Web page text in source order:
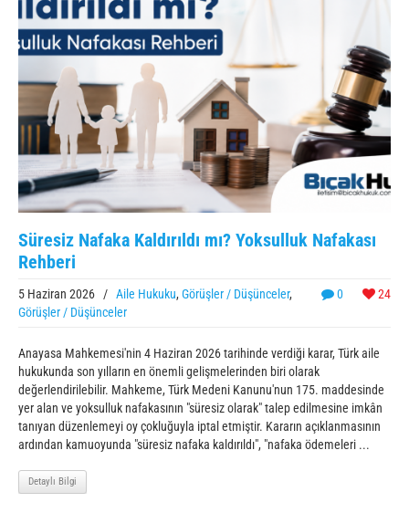
Süresiz Nafaka Kaldırıldı mı? Yoksulluk Nafakası
Rehberi
0 24
5 Haziran 2026 / Aile Hukuku, Görüşler / Düşünceler,
Görüşler / Düşünceler
Anayasa Mahkemesi'nin 4 Haziran 2026 tarihinde verdiği karar, Türk aile
hukukunda son yılların en önemli gelişmelerinden biri olarak
değerlendirilebilir. Mahkeme, Türk Medeni Kanunu'nun 175. maddesinde
yer alan ve yoksulluk nafakasının "süresiz olarak" talep edilmesine imkân
tanıyan düzenlemeyi oy çokluğuyla iptal etmiştir. Kararın açıklanmasının
ardından kamuoyunda "süresiz nafaka kaldırıldı", "nafaka ödemeleri ...
Detaylı Bilgi